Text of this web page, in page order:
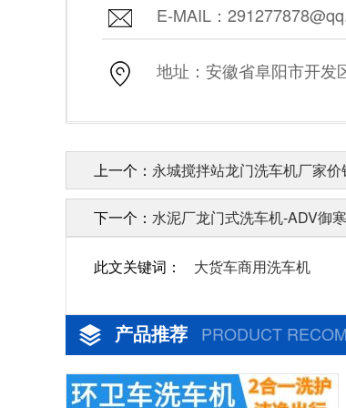
E-MAIL：
地址：安徽省阜阳市开发
上一个： 永城搅拌站龙门洗车机厂家
下一个： 水泥厂龙门式洗车机-ADV御
此文关键词： 大货车商用洗车机
产品推荐 PRODUCT